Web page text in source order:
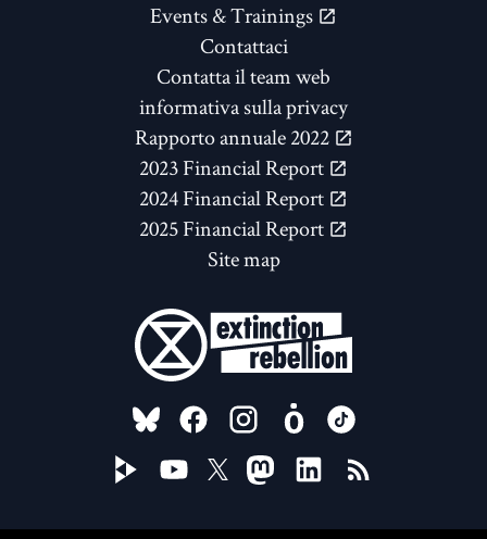
Events & Trainings
Contattaci
Contatta il team web
informativa sulla privacy
Rapporto annuale 2022
2023 Financial Report
2024 Financial Report
2025 Financial Report
Site map
FOLLOW US ON